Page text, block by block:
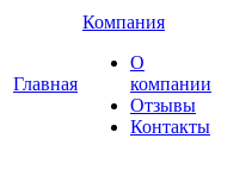
Главная
Компания
О
компании
Отзывы
Контакты